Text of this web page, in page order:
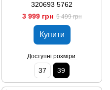
320693 5762
3 999 грн 5 499 грн
Купити
Доступні розміри
37 39